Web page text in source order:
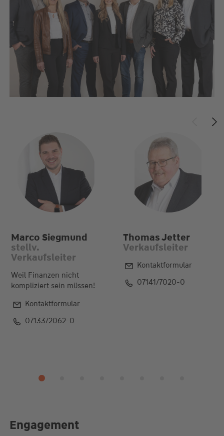
Marco Siegmund
stellv.
Verkaufsleiter
Weil Finanzen nicht
kompliziert sein müssen!
Kontaktformular
07133/2062-0
Thomas Jetter
Verkaufsleiter
Kontaktformular
07141/7020-0
Engagement